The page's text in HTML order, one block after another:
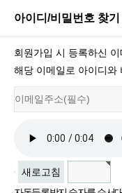
아이디/비밀번호 찾기
회원가입 시 등록하신
해당 이메일로 아이디와
새로고침